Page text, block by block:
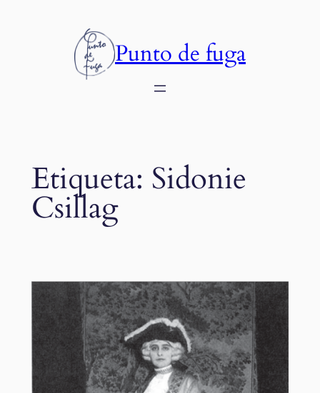
Punto de fuga
Etiqueta: Sidonie
Csillag